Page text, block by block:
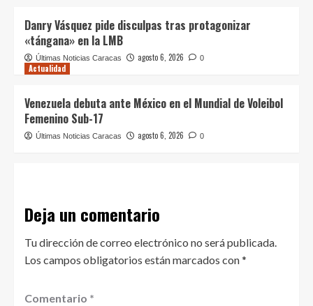
Danry Vásquez pide disculpas tras protagonizar
«tángana» en la LMB
Últimas Noticias Caracas agosto 6, 2026 0
Actualidad
Venezuela debuta ante México en el Mundial de Voleibol
Femenino Sub-17
Últimas Noticias Caracas agosto 6, 2026 0
Deja un comentario
Tu dirección de correo electrónico no será publicada.
Los campos obligatorios están marcados con*
Comentario *